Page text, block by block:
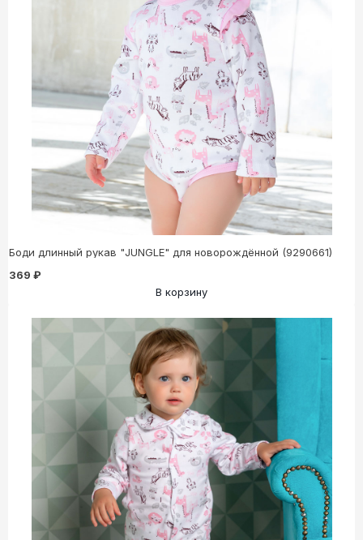
Боди длинный рукав "JUNGLE" для новорождённой (9290661)
369 ₽
В корзину